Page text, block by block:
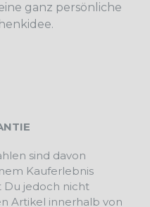
ganz persönliche
sind davon
Kauferlebnis
Du jedoch nicht
Artikel innerhalb von